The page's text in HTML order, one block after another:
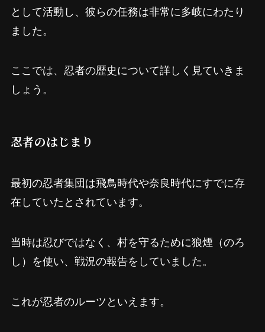
として活動し、彼らの任務は非常に多岐にわたり
ました。
ここでは、忍者の歴史について詳しく見ていきま
しょう。
忍者のはじまり
最初の忍者集団は飛鳥時代や奈良時代にすでに存
在していたとされています。
当時は忍びではなく、村を守るために狼煙（のろ
し）を使い、戦況の報告をしていました。
これが忍者のルーツといえます。